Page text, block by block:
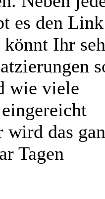
es den Link
Ihr
wie viele
wird das
Tagen